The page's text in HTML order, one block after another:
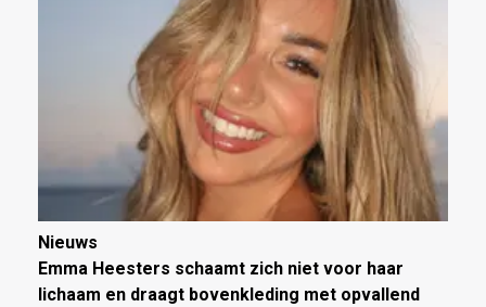
Nieuws
Emma Heesters schaamt zich niet voor haar
lichaam en draagt bovenkleding met opvallend